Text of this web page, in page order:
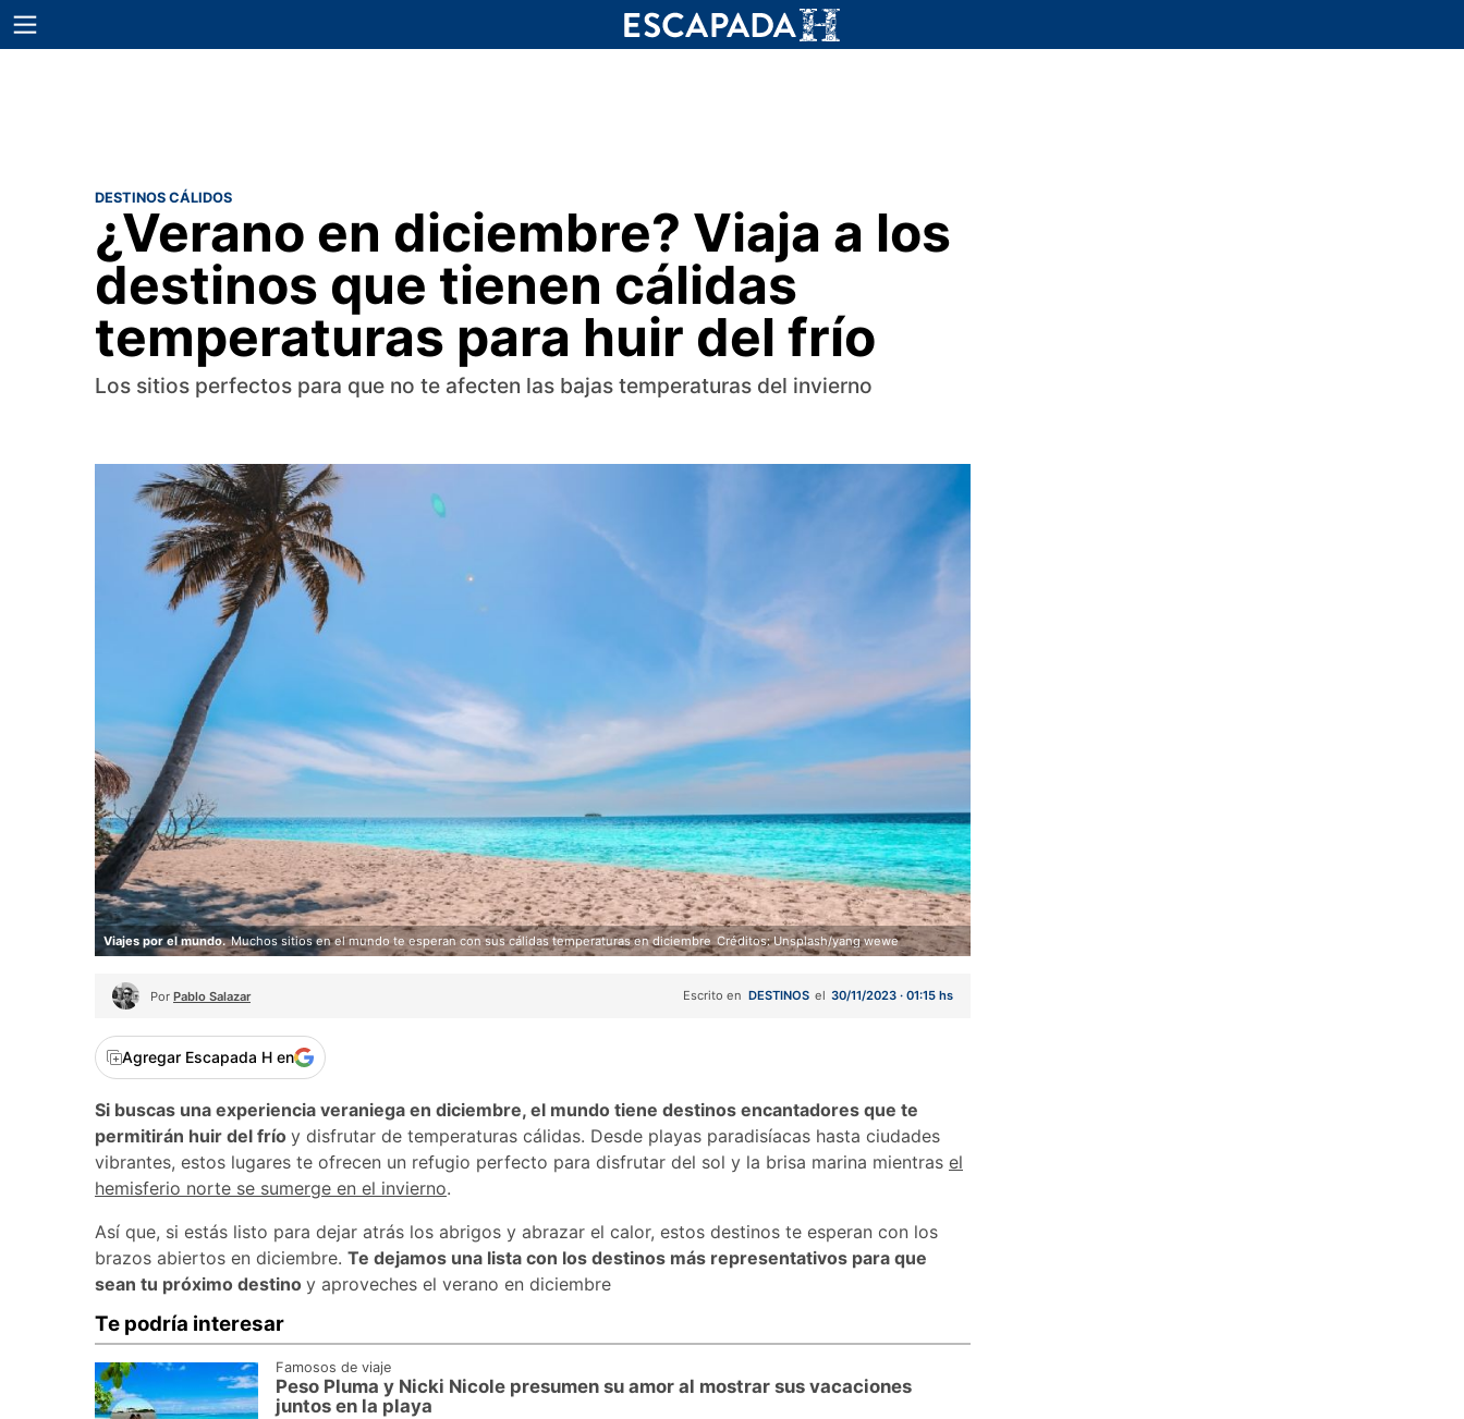
DESTINOS CÁLIDOS
¿Verano en diciembre? Viaja a los
destinos que tienen cálidas
temperaturas para huir del frío
Los sitios perfectos para que no te afecten las bajas temperaturas del invierno
Viajes por el mundo. Muchos sitios en el mundo te esperan con sus cálidas temperaturas en diciembre Créditos: Unsplash/yang wewe
Por Pablo Salazar Escrito en DESTINOS el 30/11/2023 · 01:15 hs
Agregar Escapada H en
Si buscas una experiencia veraniega en diciembre, el mundo tiene destinos encantadores que te
permitirán huir del frío y disfrutar de temperaturas cálidas. Desde playas paradisíacas hasta ciudades
vibrantes, estos lugares te ofrecen un refugio perfecto para disfrutar del sol y la brisa marina mientras el
hemisferio norte se sumerge en el invierno.
Así que, si estás listo para dejar atrás los abrigos y abrazar el calor, estos destinos te esperan con los
brazos abiertos en diciembre. Te dejamos una lista con los destinos más representativos para que
sean tu próximo destino y aproveches el verano en diciembre
Te podría interesar
Famosos de viaje
Peso Pluma y Nicki Nicole presumen su amor al mostrar sus vacaciones
juntos en la playa